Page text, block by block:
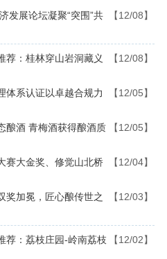
发展论坛凝聚“突围”共
【12/08】
荐：桂林穿山岩洞藏义
【12/08】
体系认证以卓越合规力
【12/05】
酿酒 青梅酒获得酿酒质
【12/05】
赛大金奖、修觉山北桥
【12/04】
奖加冕，匠心酿传世之
【12/03】
荐：荔枝庄园-岭南荔枝
【12/02】